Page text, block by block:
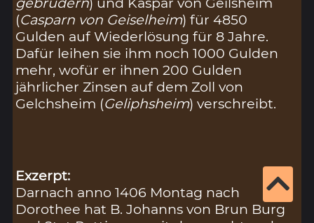
(Casparn von Geiselheim) für 4850
Gulden auf Wiederlösung für 8 Jahre.
Dafür leihen sie ihm noch 1000 Gulden
mehr, wofür er ihnen 200 Gulden
jährlicher Zinsen auf dem Zoll von
Gelchsheim (Geliphsheim) verschreibt.
Exzerpt:
Darnach anno 1406 Montag nach
Dorothee hat B. Johanns von Brun Burg